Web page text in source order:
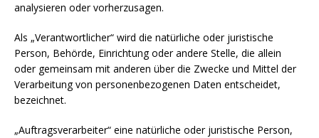
analysieren oder vorherzusagen.
Als „Verantwortlicher“ wird die natürliche oder juristische
Person, Behörde, Einrichtung oder andere Stelle, die allein
oder gemeinsam mit anderen über die Zwecke und Mittel der
Verarbeitung von personenbezogenen Daten entscheidet,
bezeichnet.
„Auftragsverarbeiter“ eine natürliche oder juristische Person,